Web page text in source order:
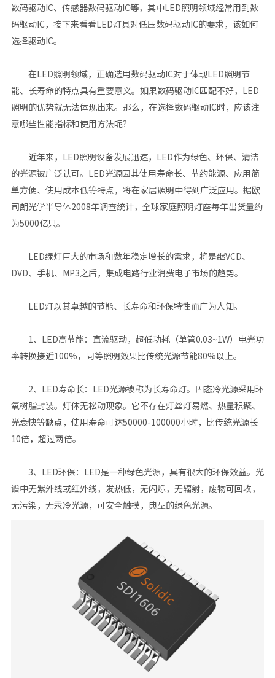
数码驱动IC、传感器数码驱动IC等，其中LED照明领域经常用到数
码驱动IC，接下来看看LED灯具对低压数码驱动IC的要求，该如何
选择驱动IC。
在LED照明领域，正确选用数码驱动IC对于体现LED照明节
能、长寿命的特点具有重要意义。如果数码驱动IC匹配不好，LED
照明的优势就无法体现出来。那么，在选择数码驱动IC时，应该注
意哪些性能指标和使用方法呢？
近年来，LED照明设备发展迅速，LED作为绿色、环保、清洁
的光源被广泛认可。LED光源因其使用寿命长、节约能源、应用简
单方便、使用成本低等特点，将在家居照明中得到广泛应用。据欧
司朗光学半导体2008年调查统计，全球家庭照明灯座每年出货量约
为5000亿只。
LED绿灯巨大的市场和数年稳定增长的需求，将是继VCD、
DVD、手机、MP3之后，集成电路行业消费电子市场的趋势。
LED灯以其卓越的节能、长寿命和环保特性而广为人知。
1、LED高节能：直流驱动，超低功耗（单管0.03~1W）电光功
率转换接近100%，同等照明效果比传统光源节能80%以上。
2、LED寿命长：LED光源被称为长寿命灯。固态冷光源采用环
氧树脂封装。灯体无松动现象。它不存在灯丝灯易燃、热量积聚、
光衰快等缺点，使用寿命可达50000-100000小时，比传统光源长
10倍，超过两倍。
3、LED环保：LED是一种绿色光源，具有很大的环保效益。光
谱中无紫外线或红外线，发热低，无闪烁，无辐射，废物可回收，
无污染，无汞冷光源，可安全触摸，典型的绿色光源。